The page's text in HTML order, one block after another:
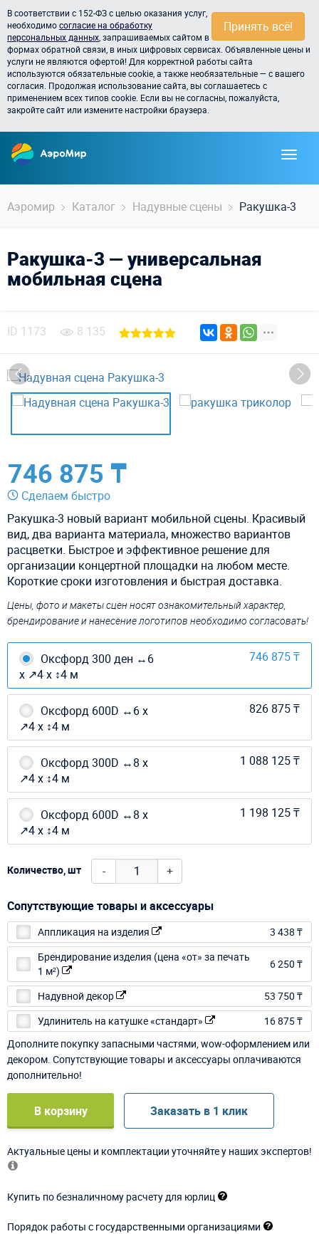
Принять всё!
В соответствии с 152-ФЗ с целью оказания услуг,
необходимосогласие на обработку
персональных данных , запрашиваемых сайтом в
формах обратной связи, в иных цифровых сервисах. Объявленные цены и
услуги не являются офертой! Для корректной работы сайта
используются обязательные cookie, а также необязательные — с вашего
согласия. Продолжая использование сайта, вы соглашаетесь с
применением всех типов cookie. Если вы не согласны, пожалуйста,
закройте сайт или измените настройки браузера.
Аэромир Каталог Надувные сцены Ракушка-3
Ракушка-3 — универсальная
мобильная сцена
ID 1173 8 135
746 875 ₸
Сделаем быстро
Ракушка-3 новый вариант мобильной сцены. Красивый
вид, два варианта материала, множество вариантов
расцветки. Быстрое и эффективное решение для
организации концертной площадки на любом месте.
Короткие сроки изготовления и быстрая доставка.
Цены, фото и макеты сцен носят ознакомительный характер,
брендирование и нанесение логотипов необходимо согласовать!
Оксфорд 300 ден ↔6
х ↗4 х ↕4 м
746 875 ₸
Оксфорд 600D ↔6 х
↗4 х ↕4 м
826 875 ₸
Оксфорд 300D ↔8 х
↗4 х ↕4 м
1 088 125 ₸
Оксфорд 600D ↔8 х
↗4 х ↕4 м
1 198 125 ₸
Количество, шт - +
Сопутствующие товары и аксессуары
Аппликация на изделия
3 438 ₸
Брендирование изделия (цена «от» за печать
1 м²)
6 250 ₸
Надувной декор
53 750 ₸
Удлинитель на катушке «стандарт»
16 875 ₸
Дополните покупку запасными частями, wow-оформлением или
декором. Сопутствующие товары и аксессуары оплачиваются
дополнительно!
В корзину Заказать в 1 клик
Актуальные цены и комплектации уточняйте у наших экспертов!
Купить по безналичному расчету для юрлиц
Порядок работы с государственными организациями